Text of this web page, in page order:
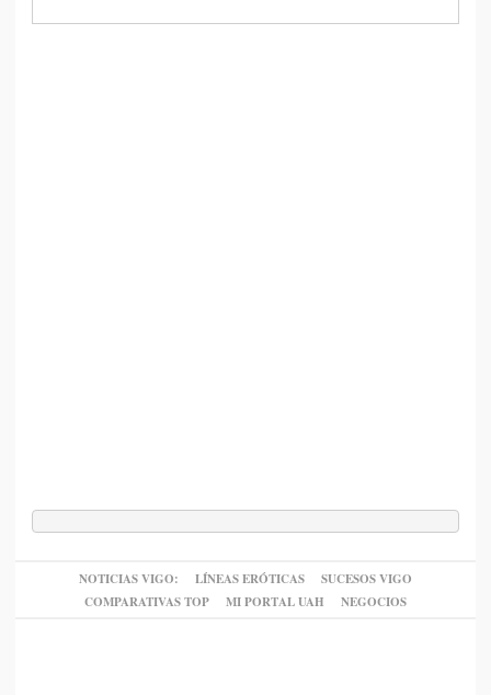
NOTICIAS VIGO: LÍNEAS ERÓTICAS
SUCESOS VIGO
COMPARATIVAS TOP
MI PORTAL UAH NEGOCIOS